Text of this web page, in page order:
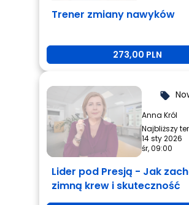
Trener zmiany nawyków
273,00 PLN
local_offer
Anna Król
Najbliższy
14 sty 2026
śr, 09:00
Lider pod Presją - Jak
zimną krew i skuteczność